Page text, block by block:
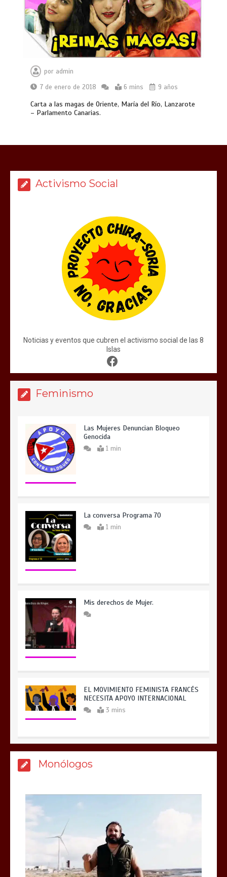
por admin
7 de enero de 2018
6 mins 9 años
Carta a las magas de Oriente, María del Río, Lanzarote
– Parlamento Canarias.
Activismo Social
Noticias y eventos que cubren el activismo social de las 8
Islas
Feminismo
Las Mujeres Denuncian Bloqueo
Genocida
1 min
La conversa Programa 70
1 min
Mis derechos de Mujer.
EL MOVIMIENTO FEMINISTA FRANCÉS
NECESITA APOYO INTERNACIONAL
3 mins
Monólogos